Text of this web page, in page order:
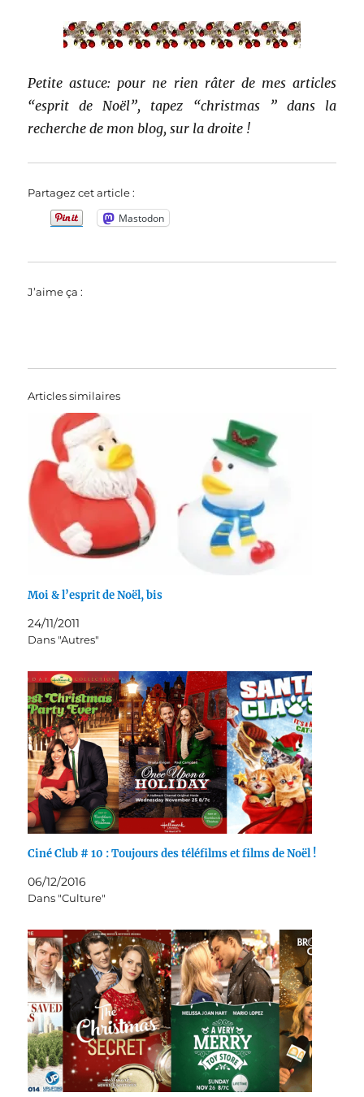
Petite astuce: pour ne rien râter de mes articles
“esprit de Noël”, tapez “christmas ” dans la
recherche de mon blog, sur la droite !
Partagez cet article :
Mastodon
J’aime ça :
Articles similaires
Moi & l’esprit de Noël, bis
24/11/2011
Dans "Autres"
Ciné Club # 10 : Toujours des téléfilms et films de Noël !
06/12/2016
Dans "Culture"